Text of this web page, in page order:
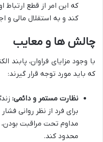
که این امر از قطع ارتباط
کند و به استقلال مالی و
چالش ها و معایب
با وجود مزایای فراوان، پابند
که باید مورد توجه قرار گیرند:
نظارت مستمر و دائمی:
برای فرد از نظر روانی
مداوم تحت مراقبت
محدود کند.